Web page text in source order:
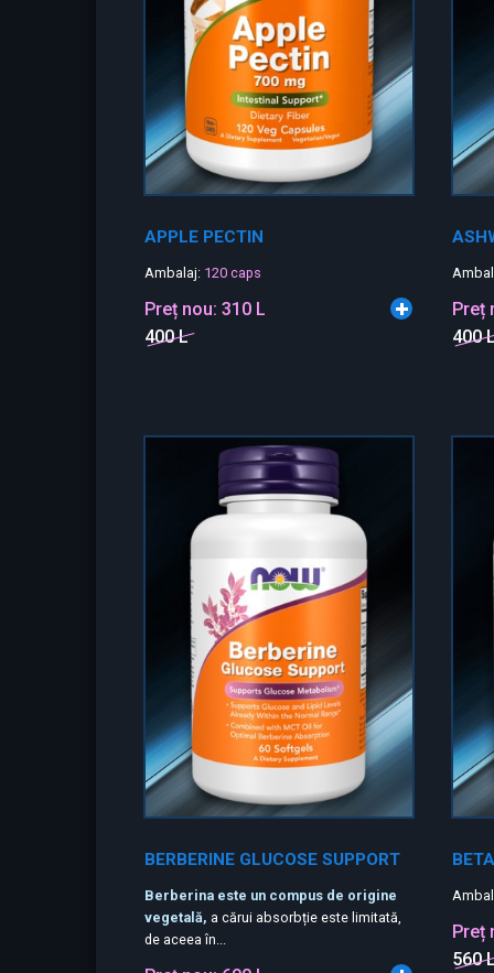
APPLE PECTIN
Ambalaj: 120 caps
Preț nou: 310 L
400 L
Preț
400
BERBERINE GLUCOSE SUPPORT
Berberina este un compus de origine
vegetală, a cărui absorbție este limitată,
de aceea în...
Preț
560